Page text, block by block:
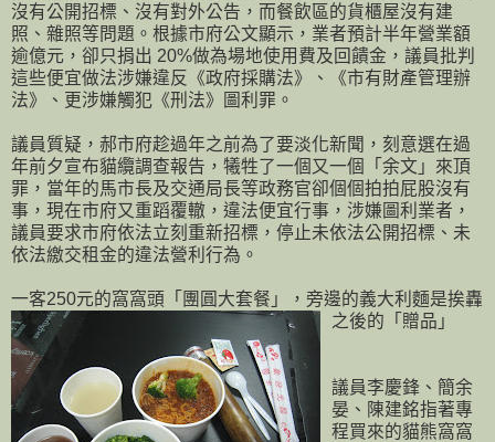
沒有公開招標、沒有對外公告，而餐飲區的貨櫃屋沒有建
照、雜照等問題。根據市府公文顯示，業者預計半年營業額
逾億元，卻只捐出 20%做為場地使用費及回饋金，議員批判
這些便宜做法涉嫌違反《政府採購法》、《市有財產管理辦
法》、更涉嫌觸犯《刑法》圖利罪。
議員質疑，郝市府趁過年之前為了要淡化新聞，刻意選在過
年前夕宣布貓纜調查報告，犧牲了一個又一個「余文」來頂
罪，當年的馬市長及交通局長等政務官卻個個拍拍屁股沒有
事，現在市府又重蹈覆轍，違法便宜行事，涉嫌圖利業者，
議員要求市府依法立刻重新招標，停止未依法公開招標、未
依法繳交租金的違法營利行為。
一客250元的窩窩頭「團圓大套餐」，旁邊的義大利麵是挨轟
之後的「贈品」
議員李慶鋒、簡余
晏、陳建銘指著專
程買來的貓熊窩窩